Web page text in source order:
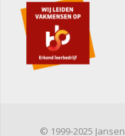
© 1999-2025